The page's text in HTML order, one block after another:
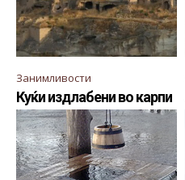
Занимливости
Куќи издлабени во карпи